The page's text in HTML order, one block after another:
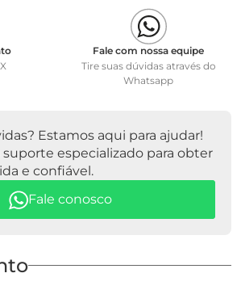
Fale com nossa equipe
Tire suas dúvidas através do
Whatsapp
Estamos aqui para ajudar!
especializado para obter
e confiável.
Fale conosco